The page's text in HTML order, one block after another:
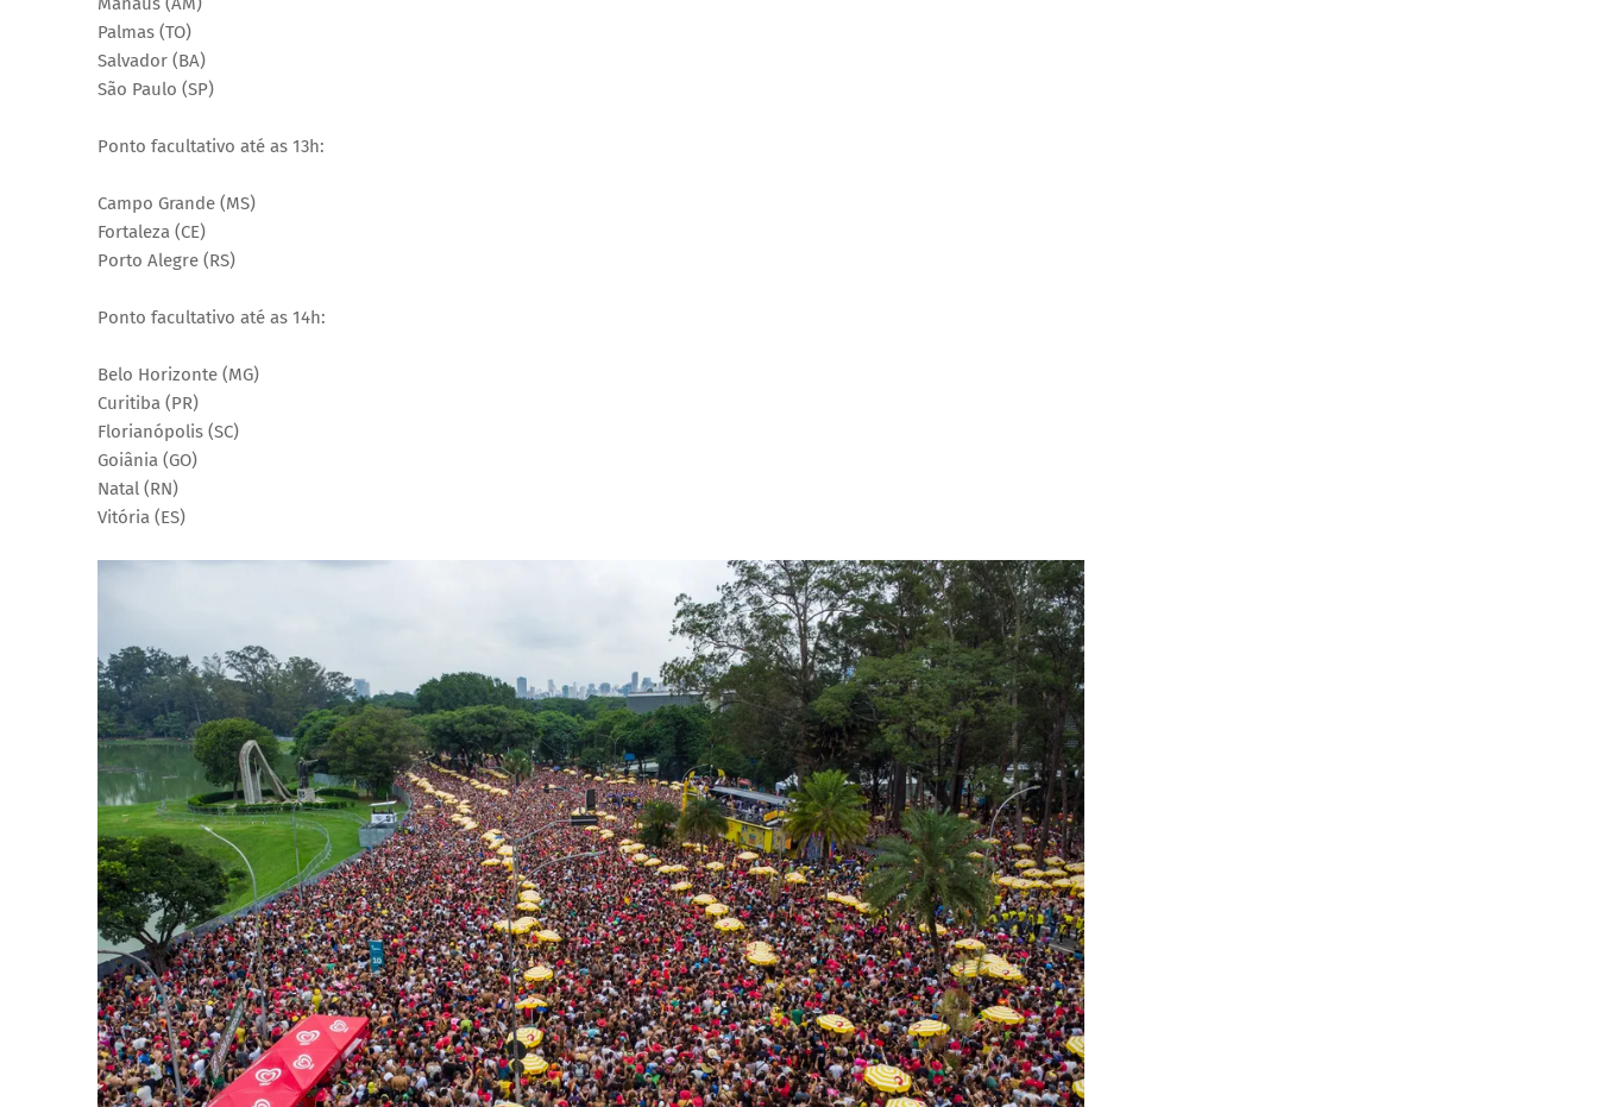
Palmas (TO)
Salvador (BA)
São Paulo (SP)
Ponto facultativo até as 13h:
Campo Grande (MS)
Fortaleza (CE)
Porto Alegre (RS)
Ponto facultativo até as 14h:
Belo Horizonte (MG)
Curitiba (PR)
Florianópolis (SC)
Goiânia (GO)
Natal (RN)
Vitória (ES)